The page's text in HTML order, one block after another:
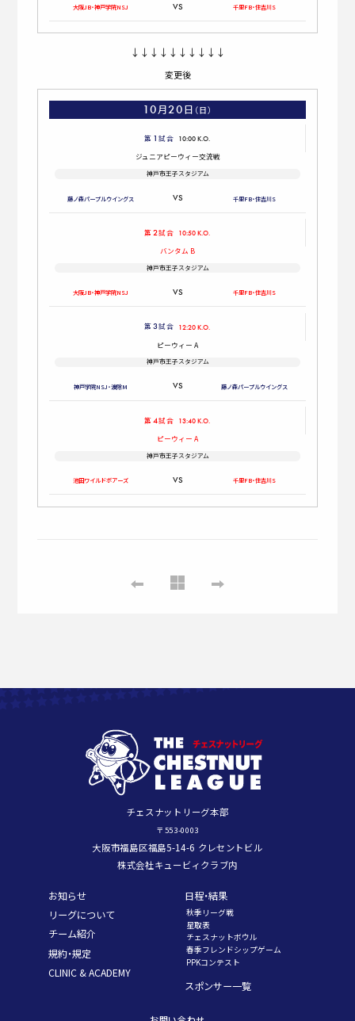
大阪JB・神戸学院NSJ 千里FB・住吉川S
↓↓↓↓↓↓↓↓↓↓
変更後
10月20日 （日）
第 1 試合 10:00 K.O.
ジュニアピーウィー交流戦
神戸市王子スタジアム
藤ノ森パープルウイングス 千里FB・住吉川S
第2試合 10:50 K.O.
バンタム B
神戸市王子スタジアム
大阪JB・神戸学院NSJ 千里FB・住吉川S
第3試合 12:20 K.O.
ピーウィー A
神戸市王子スタジアム
神戸学院NSJ・波除M 藤ノ森パープルウイングス
第4試合 13:40 K.O.
ピーウィー A
神戸市王子スタジアム
池田ワイルドボアーズ 千里FB・住吉川S
チェスナットリーグ本部
〒553-0003
大阪市福島区福島5-14-6 クレセントビル
株式会社キュービィクラブ内
お知らせ
リーグについて
チーム紹介
規約・規定
CLINIC & ACADEMY
日程・結果
秋季リーグ戦
星取表
チェスナットボウル
春季フレンドシップゲーム
PPKコンテスト
スポンサー一覧